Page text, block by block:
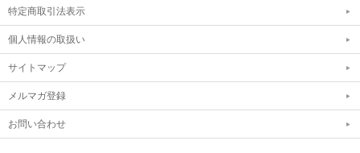
特定商取引法表示
個人情報の取扱い
サイトマップ
メルマガ登録
お問い合わせ